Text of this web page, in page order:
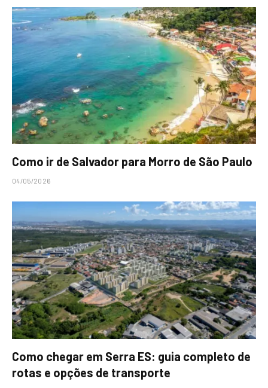
Como ir de Salvador para Morro de São Paulo
04/05/2026
Como chegar em Serra ES: guia completo de
rotas e opções de transporte